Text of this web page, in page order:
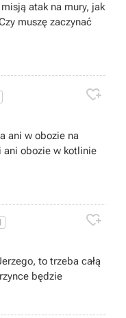
atak na mury, jak
muszę zaczynać

ani w obozie na
obozie w kotlinie

to trzeba całą
będzie